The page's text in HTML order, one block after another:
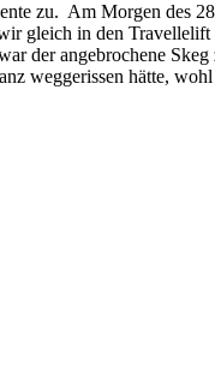
zu. Am Morgen des
gleich in den
der angebrochene Skeg
weggerissen hätte,